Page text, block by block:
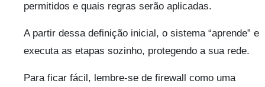
permitidos e quais regras serão aplicadas.
A partir dessa definição inicial, o sistema “aprende” e
executa as etapas sozinho, protegendo a sua rede.
Para ficar fácil, lembre-se de firewall como uma